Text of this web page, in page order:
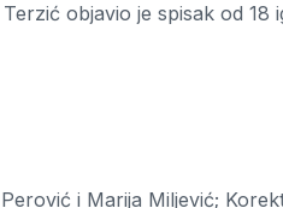
objavio je spisak od 18
i Marija Miljević;